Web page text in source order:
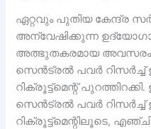
ഏറ്റവും പുതിയ കേന്ദ്ര
അന്വേഷിക്കുന്ന
അത്ഭുതകരമായ അവസരം
സെൻട്രൽ പവർ റിസർച്ച്
റിക്രൂട്ട്‌മെന്റ്
സെൻട്രൽ പവർ റിസർച്ച്
റിക്രൂട്ട്‌മെന്റിലൂടെ,